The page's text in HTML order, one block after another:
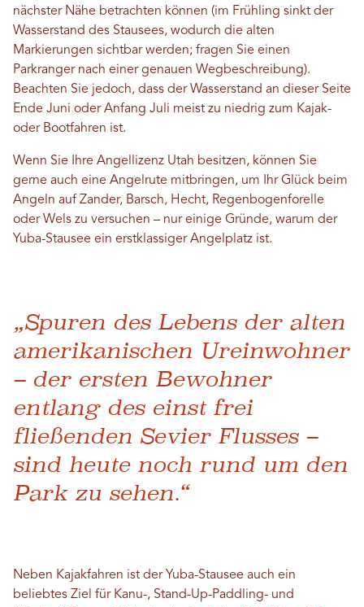
nächster Nähe betrachten können (im Frühling sinkt der
Wasserstand des Stausees, wodurch die alten
Markierungen sichtbar werden; fragen Sie einen
Parkranger nach einer genauen Wegbeschreibung).
Beachten Sie jedoch, dass der Wasserstand an dieser Seite
Ende Juni oder Anfang Juli meist zu niedrig zum Kajak-
oder Bootfahren ist.
Wenn Sie Ihre Angellizenz Utah besitzen, können Sie
gerne auch eine Angelrute mitbringen, um Ihr Glück beim
Angeln auf Zander, Barsch, Hecht, Regenbogenforelle
oder Wels zu versuchen – nur einige Gründe, warum der
Yuba-Stausee ein erstklassiger Angelplatz ist.
„Spuren des Lebens der alten
amerikanischen Ureinwohner
– der ersten Bewohner
entlang des einst frei
fließenden Sevier Flusses –
sind heute noch rund um den
Park zu sehen.“
Neben Kajakfahren ist der Yuba-Stausee auch ein
beliebtes Ziel für Kanu-, Stand-Up-Paddling- und